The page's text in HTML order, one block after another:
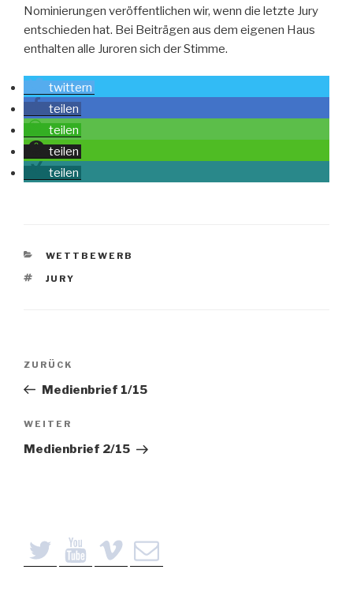
Nominierungen veröffentlichen wir, wenn die letzte Jury
entschieden hat. Bei Beiträgen aus dem eigenen Haus
enthalten alle Juroren sich der Stimme.
twittern
teilen
teilen
teilen
teilen
KATEGORIEN
WETTBEWERB
SCHLAGWÖRTER
JURY
Beitragsnavigation
Vorheriger
Beitrag
ZURÜCK
Medienbrief 1/15
Nächster
Beitrag
WEITER
Medienbrief 2/15